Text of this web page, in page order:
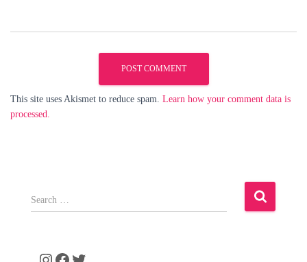
This site uses Akismet to reduce spam. Learn how your comment data is
processed.
S
e